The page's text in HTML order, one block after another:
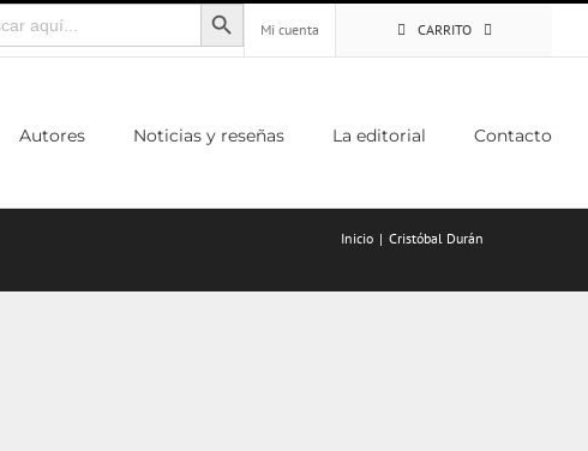
Mi cuenta
CARRITO
Autores Noticias y reseñas La editorial Contacto
Inicio Cristóbal Durán